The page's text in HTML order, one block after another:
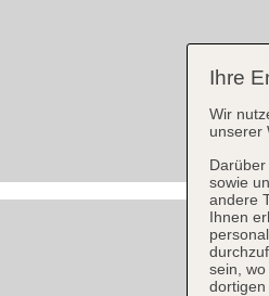
Ihre
Wir
unserer
sowie
andere
Ihnen
sein,
dortigen